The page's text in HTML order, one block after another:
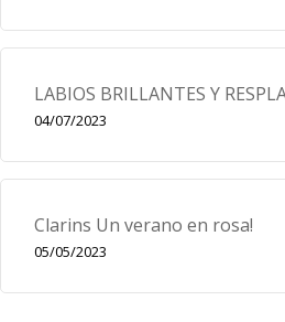
LABIOS BRILLANTES Y
04/07/2023
Clarins Un verano en rosa!
05/05/2023